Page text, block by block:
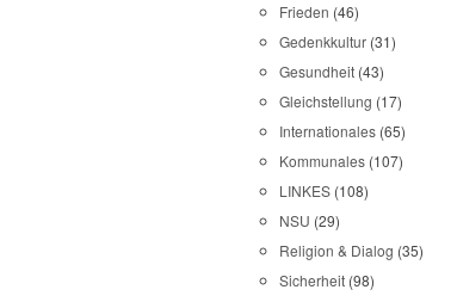
Frieden (46)
Gedenkkultur (31)
Gesundheit (43)
Gleichstellung (17)
Internationales (65)
Kommunales (107)
LINKES (108)
NSU (29)
Religion & Dialog (35)
Sicherheit (98)